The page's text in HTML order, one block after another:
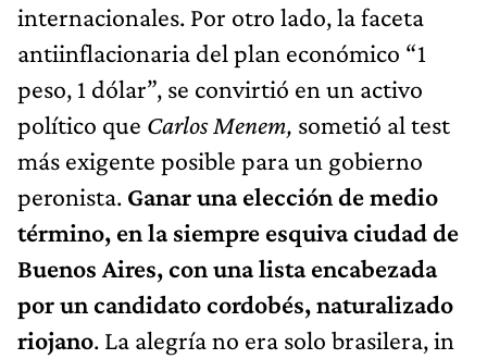
internacionales. Por otro lado, la faceta
antiinflacionaria del plan económico “1
peso, 1 dólar”, se convirtió en un activo
político que Carlos Menem, sometió al test
más exigente posible para un gobierno
peronista. Ganar una elección de medio
término, en la siempre esquiva ciudad de
Buenos Aires, con una lista encabezada
por un candidato cordobés, naturalizado
riojano. La alegría no era solo brasilera, in